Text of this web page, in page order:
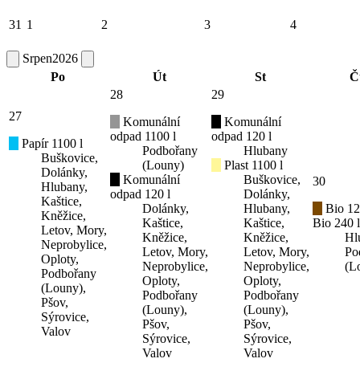
31 1 2 3 4
Srpen2026
Po
Út St
27
Papír 1100 l
Buškovice,
Dolánky,
Hlubany,
Kaštice,
Kněžice,
Letov, Mory,
Neprobylice,
Oploty,
Podbořany
(Louny),
Pšov,
Sýrovice,
Valov
28
Komunální
odpad 1100 l
Podbořany
(Louny)
Komunální
odpad 120 l
Dolánky,
Kaštice,
Kněžice,
Letov, Mory,
Neprobylice,
Oploty,
Podbořany
(Louny),
Pšov,
Sýrovice,
Valov
29
Komunální
odpad 120 l
Hlubany
Plast 1100 l
Buškovice,
Dolánky,
Hlubany,
Kaštice,
Kněžice,
Letov, Mory,
Neprobylice,
Oploty,
Podbořany
(Louny),
Pšov,
Sýrovice,
Valov
30
Bio
Bio 240 l